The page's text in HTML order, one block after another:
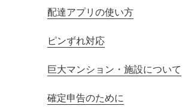
配達アプリの使い方
ピンずれ対応
巨大マンション・施設について
確定申告のために